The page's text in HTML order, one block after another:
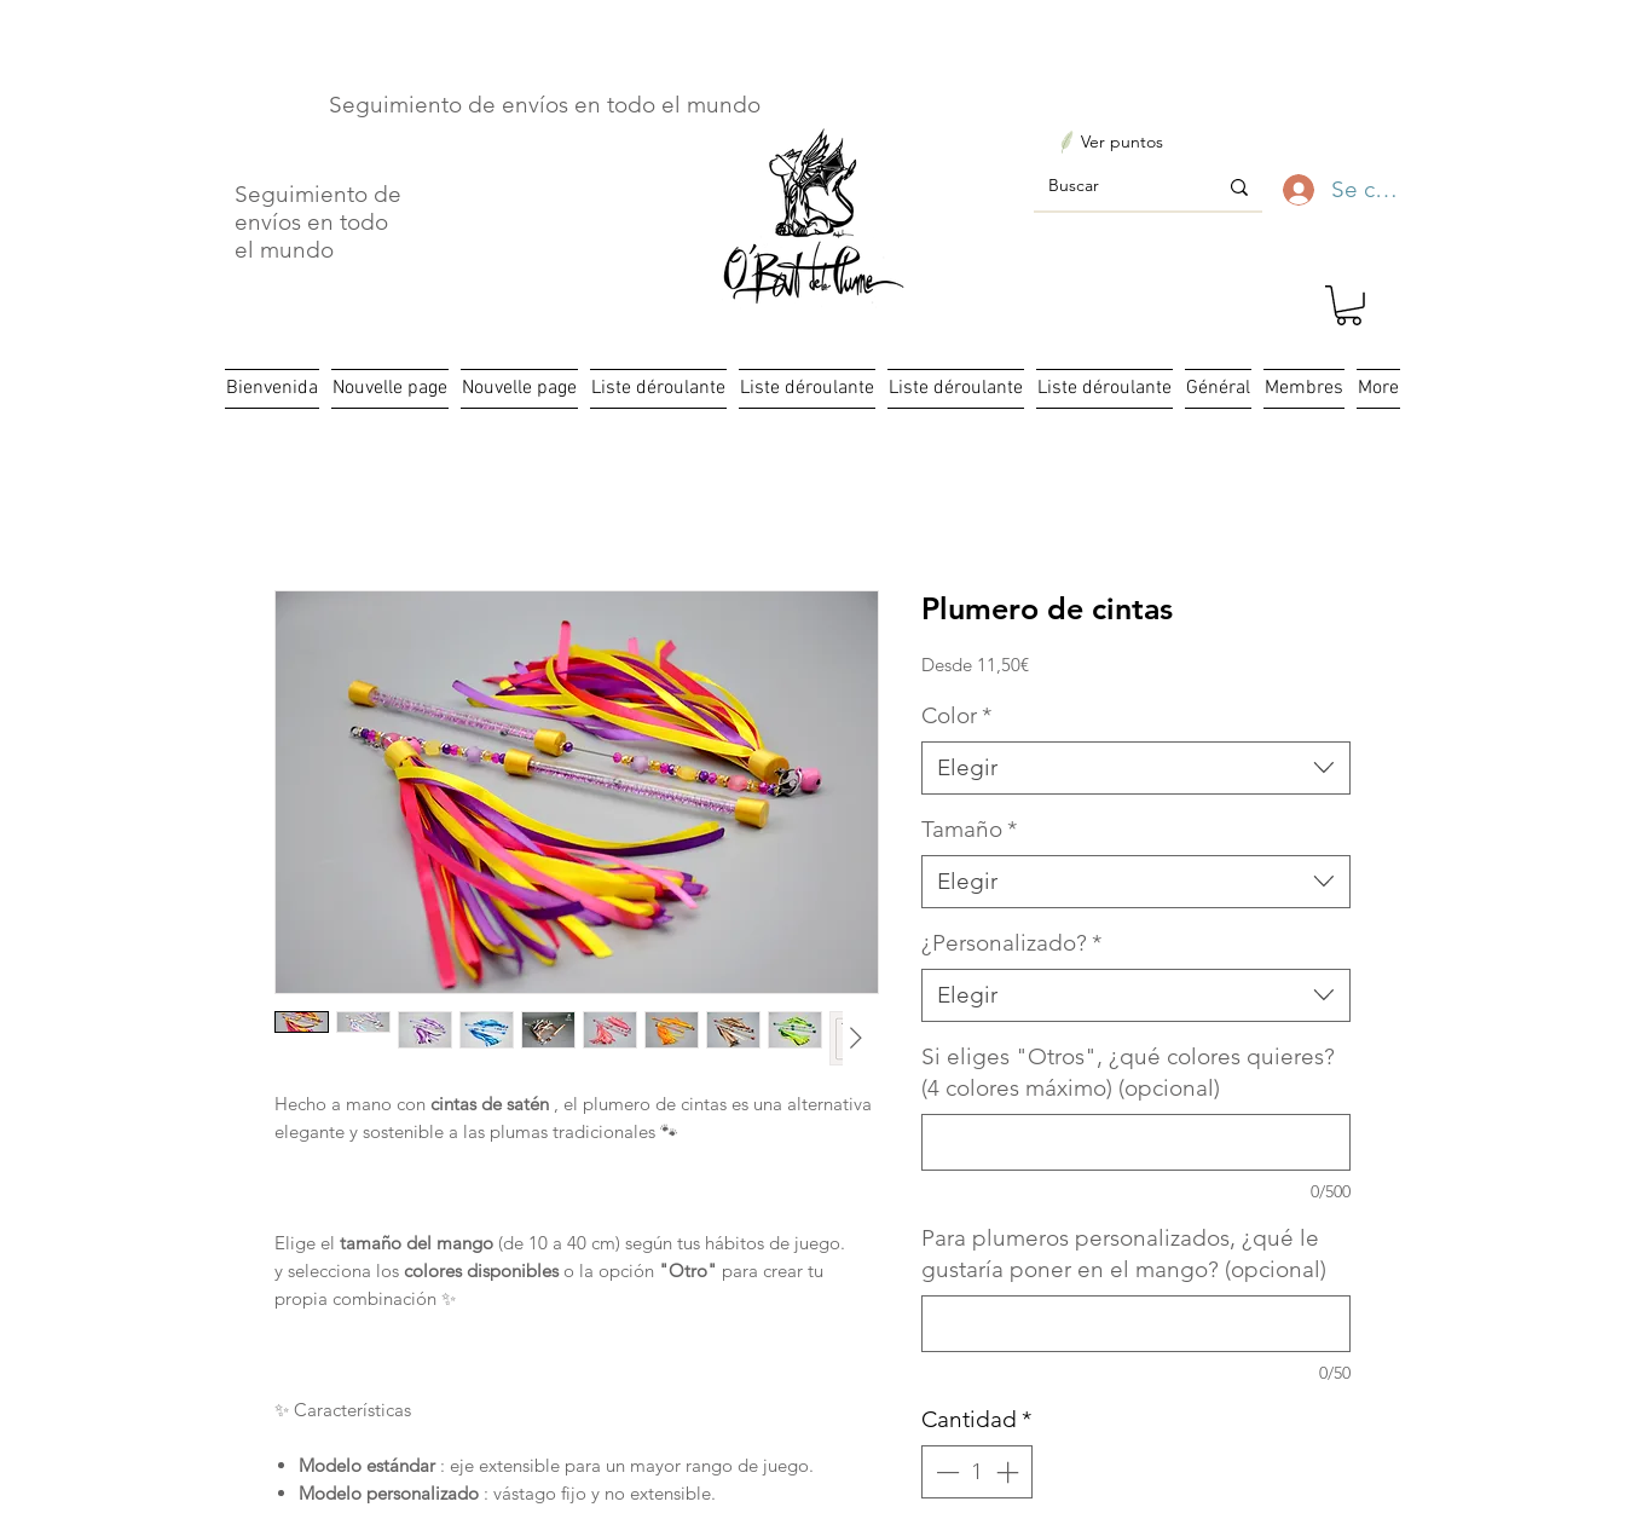
Seguimiento de envíos en todo el mundo
Seguimiento de
envíos en todo
el mundo
Ver puntos
Se connecter
Bienvenida Nouvelle page Nouvelle page Liste déroulante Liste déroulante Liste déroulante Liste déroulante Général Membres More
Hecho a mano con cintas de satén , el plumero de cintas es una alternativa
elegante y sostenible a las plumas tradicionales 🐾
Elige el tamaño del mango (de 10 a 40 cm) según tus hábitos de juego.
y selecciona los colores disponibleso la opción "Otro" para crear tu
propia combinación ✨
✨ Características
Modelo estándar: eje extensible para un mayor rango de juego.
Modelo personalizado : vástago fijo y no extensible.
Plumero de cintas
Desde 11,50€Precio
Color *
Elegir
Tamaño *
Elegir
¿Personalizado? *
Elegir
Si eliges "Otros", ¿qué colores quieres?
(4 colores máximo) (opcional)
0/500
Para plumeros personalizados, ¿qué le
gustaría poner en el mango? (opcional)
0/50
Cantidad *